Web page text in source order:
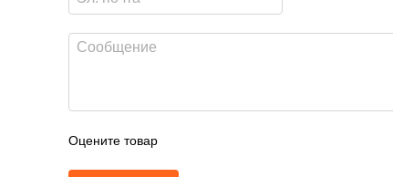
Оцените товар